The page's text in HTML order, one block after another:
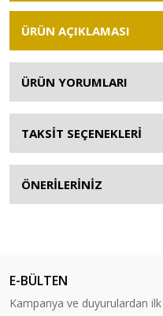
ÜRÜN AÇIKLAMASI
ÜRÜN YORUMLARI
TAKSİT SEÇENEKLERİ
ÖNERİLERİNİZ
E-BÜLTEN
Kampanya ve duyurulardan